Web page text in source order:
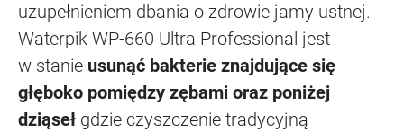
uzupełnieniem dbania o zdrowie jamy ustnej.
Waterpik WP-660 Ultra Professional jest
w stanie usunąć bakterie znajdujące się
głęboko pomiędzy zębami oraz poniżej
dziąseł gdzie czyszczenie tradycyjną